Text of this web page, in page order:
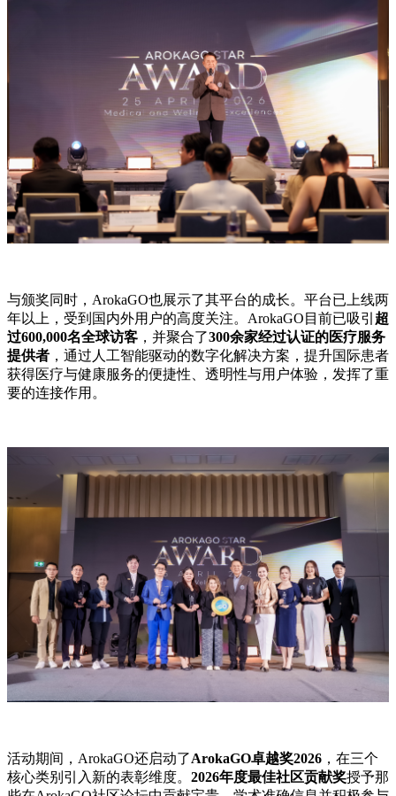
与颁奖同时，ArokaGO也展示了其平台的成长。平台已上线两
年以上，受到国内外用户的高度关注。ArokaGO目前已吸引 超
过600,000名全球访客 ，并聚合了300余家经过认证的医疗服务
提供者 ，通过人工智能驱动的数字化解决方案，提升国际患者
获得医疗与健康服务的便捷性、透明性与用户体验，发挥了重
要的连接作用。
活动期间，ArokaGO还启动了ArokaGO卓越奖2026 ，在三个
核心类别引入新的表彰维度。 2026年度最佳社区贡献奖授予那